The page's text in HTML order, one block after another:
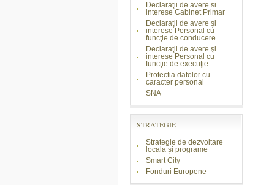
Declaraţii de avere si
interese Cabinet Primar
Declaraţii de avere şi
interese Personal cu
funcţie de conducere
Declaraţii de avere şi
interese Personal cu
funcţie de execuţie
Protectia datelor cu
caracter personal
SNA
STRATEGIE
Strategie de dezvoltare
locala și programe
Smart City
Fonduri Europene